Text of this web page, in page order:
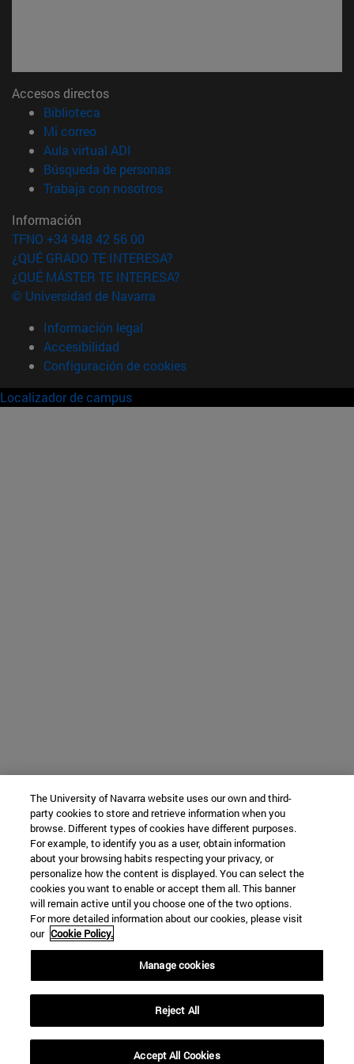
Accesos directos
Biblioteca
Mi correo(abre en nueva ventana)
Aula virtual ADI
Búsqueda de personas(abre en nueva ventana)
Trabaja con nosotros(abre en nueva ventana)
Información
TFNO +34 948 42 56 00
¿QUÉ GRADO TE INTERESA?
¿QUÉ MÁSTER TE INTERESA?
© Universidad de Navarra
Información legal
Accesibilidad
Configuración de cookies
Localizador de campus
The University of Navarra website uses our own and third-
party cookies to store and retrieve information when you
browse. Different types of cookies have different purposes.
For example, to identify you as a user, obtain information
about your browsing habits respecting your privacy, or
personalize how the content is displayed. You can select the
cookies you want to enable or accept them all. This banner
will remain active until you choose one of the two options.
For more detailed information about our cookies, please visit
our Cookie Policy.
Manage cookies
Reject All
Accept All Cookies